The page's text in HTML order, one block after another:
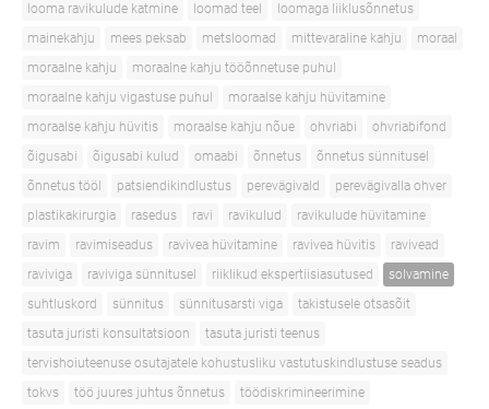
looma ravikulude katmine
loomad teel
loomaga liiklusõnnetus
mainekahju
mees peksab metsloomad mittevaraline kahju
moraal
moraalne kahju
moraalne kahju tööõnnetuse puhul
moraalne kahju vigastuse puhul
moraalse kahju hüvitamine
moraalse kahju hüvitis
moraalse kahju nõue ohvriabi
ohvriabifond
õigusabi
õigusabi kulud omaabi õnnetus
õnnetus sünnitusel
õnnetus tööl
patsiendikindlustus perevägivald
perevägivalla ohver
plastikakirurgia
rasedus ravi ravikulud
ravikulude hüvitamine
ravim
ravimiseadus ravivea hüvitamine ravivea hüvitis
ravivead
raviviga
raviviga sünnitusel riiklikud ekspertiisiasutused
solvamine
suhtluskord
sünnitus sünnitusarsti viga
takistusele otsasõit
tasuta juristi konsultatsioon
tasuta juristi teenus
tervishoiuteenuse osutajatele kohustusliku vastutuskindlustuse seadus
tokvs
töö juures juhtus õnnetus
töödiskrimineerimine